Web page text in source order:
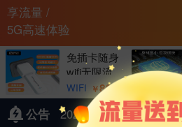
享流量 /
5G高速体验
免插卡随身
wifi无限流
量达人移动
WIFI ￥89
公告 2023年中秋节、国庆节